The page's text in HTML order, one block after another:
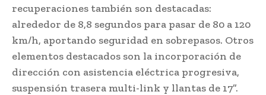
recuperaciones también son destacadas:
alrededor de 8,8 segundos para pasar de 80 a 120
km/h, aportando seguridad en sobrepasos. Otros
elementos destacados son la incorporación de
dirección con asistencia eléctrica progresiva,
suspensión trasera multi-link y llantas de 17”.